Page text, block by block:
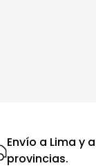
Envío a Lima y a
provincias.